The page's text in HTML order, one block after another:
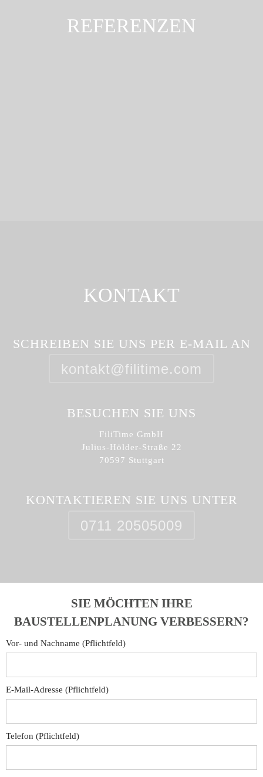
REFERENZEN
KONTAKT
SCHREIBEN SIE UNS PER E-MAIL AN
kontakt@filitime.com
BESUCHEN SIE UNS
FiliTime GmbH
Julius-Hölder-Straße 22
70597 Stuttgart
KONTAKTIEREN SIE UNS UNTER
0711 20505009
SIE MÖCHTEN IHRE
BAUSTELLENPLANUNG VERBESSERN?
Vor- und Nachname (Pflichtfeld)
E-Mail-Adresse (Pflichtfeld)
Telefon (Pflichtfeld)